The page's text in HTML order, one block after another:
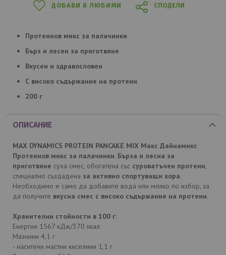
ДОБАВИ В ЛЮБИМИ СПОДЕЛИ
Протеинов микс за палачинки
Бърз и лесен за приготвяне
Вкусен и здравословен
С високо съдържание на протеин
200 г
ОПИСАНИЕ
MAX DYNAMICS PROTEIN PANCAKE MIX Макс Дайнамикс
Протеинов микс за палачинки. Бърза и лесна за
приготвяне суха смес, обогатена със суроватъчен протеин,
специално създадена за активно спортуващи хора.
Необходимо е само да добавите вода или мляко по избор, за
да получите вкусна смес с високо съдържание на протеин.
Хранителни стойности в 100 г:
Енергия 1567 кДж/370 ккал
Мазнини 4,1 г
- наситени мастни киселини 1,1 г